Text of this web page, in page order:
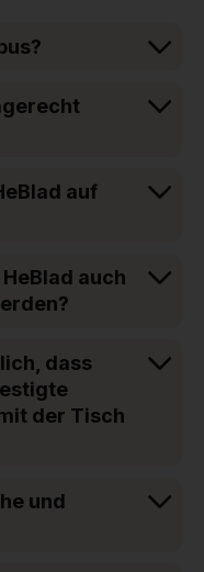
auf
auch
dass
der Tisch
und